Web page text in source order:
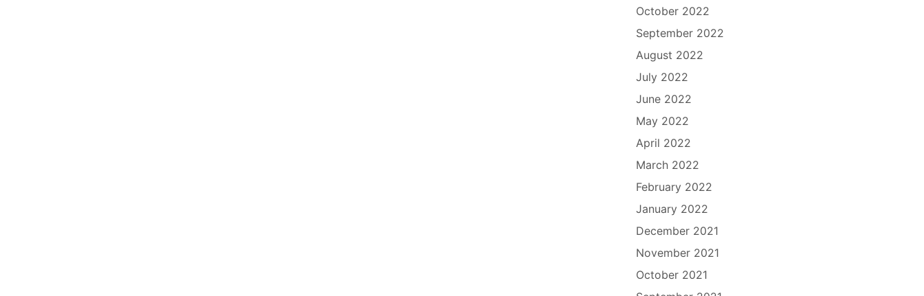
October 2022
September 2022
August 2022
July 2022
June 2022
May 2022
April 2022
March 2022
February 2022
January 2022
December 2021
November 2021
October 2021